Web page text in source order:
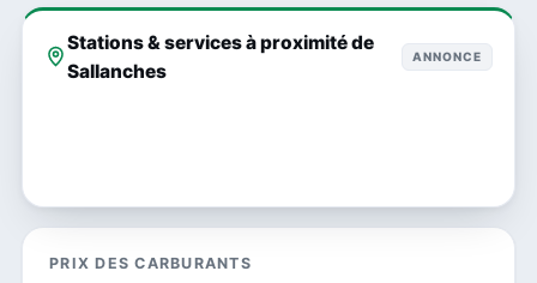
Stations & services à proximité de
Sallanches
ANNONCE
PRIX DES CARBURANTS